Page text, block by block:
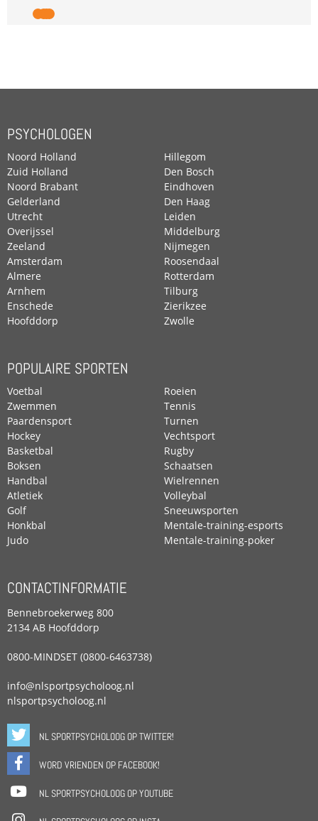
PSYCHOLOGEN
Noord Holland
Zuid Holland
Noord Brabant
Gelderland
Utrecht
Overijssel
Zeeland
Amsterdam
Almere
Arnhem
Enschede
Hoofddorp
Hillegom
Den Bosch
Eindhoven
Den Haag
Leiden
Middelburg
Nijmegen
Roosendaal
Rotterdam
Tilburg
Zierikzee
Zwolle
POPULAIRE SPORTEN
Voetbal
Zwemmen
Paardensport
Hockey
Basketbal
Boksen
Handbal
Atletiek
Golf
Honkbal
Judo
Roeien
Tennis
Turnen
Vechtsport
Rugby
Schaatsen
Wielrennen
Volleybal
Sneeuwsporten
Mentale-training-esports
Mentale-training-poker
CONTACTINFORMATIE
Bennebroekerweg 800
2134 AB Hoofddorp
0800-MINDSET (0800-6463738)
info@nlsportpsycholoog.nl
nlsportpsycholoog.nl
NL SPORTPSYCHOLOOG OP TWITTER!
WORD VRIENDEN OP FACEBOOK!
NL SPORTPSYCHOLOOG OP YOUTUBE